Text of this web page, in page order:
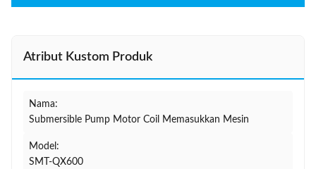
Atribut Kustom Produk
Nama:
Submersible Pump Motor Coil Memasukkan Mesin
Model:
SMT-QX600